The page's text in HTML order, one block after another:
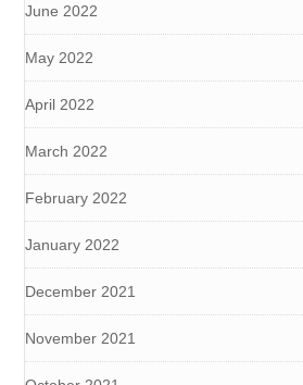
June 2022
May 2022
April 2022
March 2022
February 2022
January 2022
December 2021
November 2021